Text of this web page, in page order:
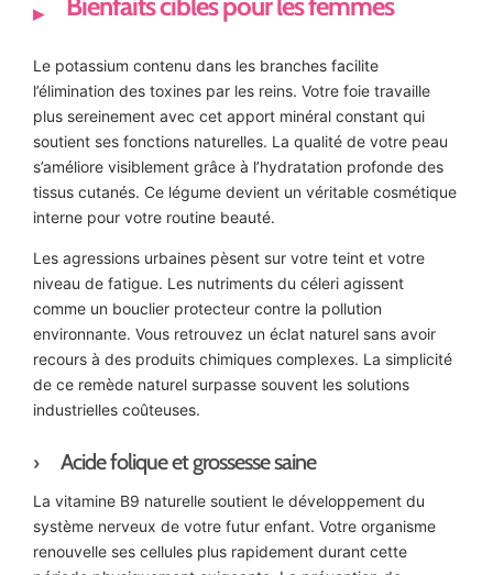
Le potassium contenu dans les branches facilite
l’élimination des toxines par les reins. Votre foie travaille
plus sereinement avec cet apport minéral constant qui
soutient ses fonctions naturelles. La qualité de votre peau
s’améliore visiblement grâce à l’hydratation profonde des
tissus cutanés. Ce légume devient un véritable cosmétique
interne pour votre routine beauté.
Les agressions urbaines pèsent sur votre teint et votre
niveau de fatigue. Les nutriments du céleri agissent
comme un bouclier protecteur contre la pollution
environnante. Vous retrouvez un éclat naturel sans avoir
recours à des produits chimiques complexes. La simplicité
de ce remède naturel surpasse souvent les solutions
industrielles coûteuses.
Acide folique et grossesse saine
La vitamine B9 naturelle soutient le développement du
système nerveux de votre futur enfant. Votre organisme
renouvelle ses cellules plus rapidement durant cette